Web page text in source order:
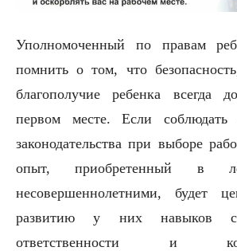
Уполномоченный по правам
помнить о том, что
благополучие ребенка всегда
первом месте. Если соблюдать
законодательства при выборе
опыт, приобретенный в
несовершеннолетними, будет
развитию у них навыков
ответственности и